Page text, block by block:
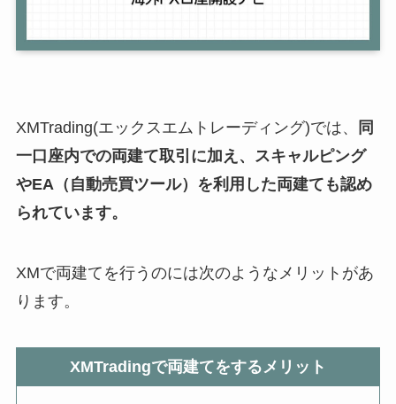
XMTrading(エックスエムトレーディング)では、
同
一口座内での両建て取引に加え、スキャルピング
やEA（自動売買ツール）を利用した両建ても認め
られています。
XMで両建てを行うのには次のようなメリットがあ
ります。
XMTradingで両建てをするメリット